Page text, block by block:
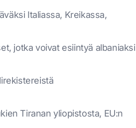
Italiassa, Kreikassa,
jotka voivat esiintyä albaniaksi
Tiranan yliopistosta, EU:n